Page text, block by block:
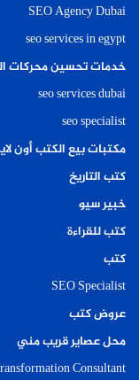
SEO Agency Dubai
seo services in egypt
خدمات تحسين محركات
seo services dubai
seo specialist
مكتبات بيع الكتب أون
كتب التاريخ
خبير سيو
كتب للقراءة
كتب
SEO Specialist
عروض كتب
محل عصاير قريب مني
Consultant